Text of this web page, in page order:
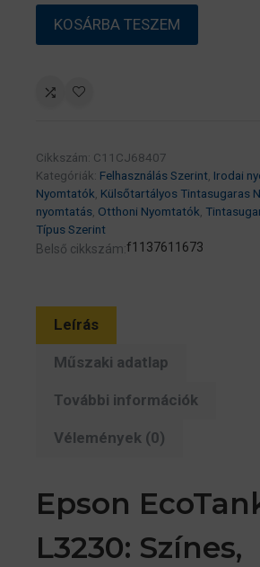
EPSON
(A4,
MFP,
színes,
5760×1440
DPI,
USB)
(C11CJ68407)
mennyiség
KOSÁRBA TESZEM
Cikkszám: C11CJ68407
Kategóriák: Felhasználás Szerint Irodai
Nyomtatók Külsőtartályos Tintasugaras
nyomtatás Otthoni Nyomtatók
Típus Szerint
Belső cikkszám:f1137611673
Leírás
Műszaki adatlap
További információk
Vélemények (0)
Epson
L3230: Színes,